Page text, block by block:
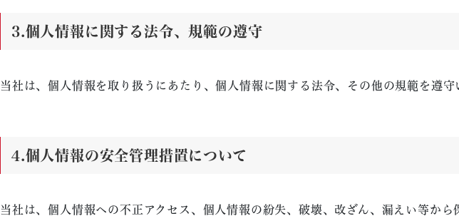
3.個人情報に関する法令、規範の遵守
当社は、個人情報を取り扱うにあたり、個人情報に関する法令、その他の規範を遵守
4.個人情報の安全管理措置について
当社は、個人情報への不正アクセス、個人情報の紛失、破壊、改ざん、漏えい等か